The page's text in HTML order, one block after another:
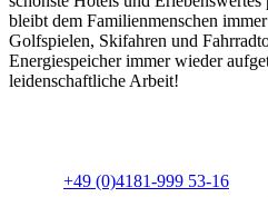
bleibt dem Familienmenschen
Golfspielen, Skifahren und
Energiespeicher immer wieder
leidenschaftliche Arbeit!
+49 (0)4181-999 53-16